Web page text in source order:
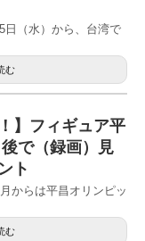
日（水）から、台湾で
む
】フィギュア平
で（録画）見
ト
からは平昌オリンピッ
む